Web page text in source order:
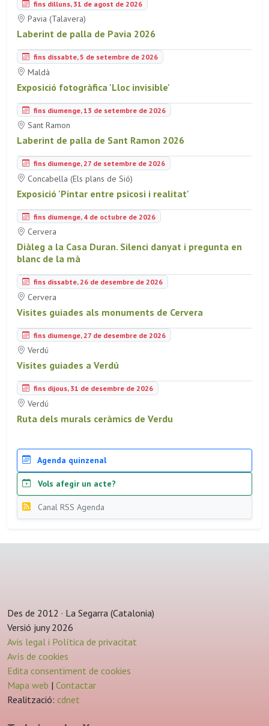
fins dilluns, 31 de agost de 2026
Pavia (Talavera)
Laberint de palla de Pavia 2026
fins dissabte, 5 de setembre de 2026
Maldà
Exposició fotogràfica 'Lloc invisible'
fins diumenge, 13 de setembre de 2026
Sant Ramon
Laberint de palla de Sant Ramon 2026
fins diumenge, 27 de setembre de 2026
Concabella (Els plans de Sió)
Exposició 'Pintar entre psicosi i realitat'
fins diumenge, 4 de octubre de 2026
Cervera
Diàleg a la Casa Duran. Silenci danyat i pregunta en
blanc de la mà
fins dissabte, 26 de desembre de 2026
Cervera
Visites guiades als monuments de Cervera
fins diumenge, 27 de desembre de 2026
Verdú
Visites guiades a Verdú
fins dijous, 31 de desembre de 2026
Verdú
Ruta dels murals ceràmics de Verdu
Agenda quinzenal
Vols afegir un acte?
Canal RSS Agenda
Des de 2012 · La Segarra (Catalonia)
Versió juny 2026
Avis legal i Política de privacitat
Avís de cookies
Edita consentiment de cookies
Mapa web | Contactar
Realització: cdnet